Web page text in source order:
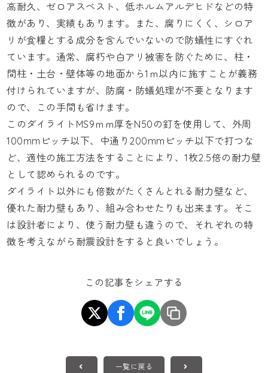
高耐久、ゼロアスベスト、低ホルムアルデヒドなどの特
徴があり、実績もあります。また、腐りにくく、シロア
リが食糧とする成分を含んでいないので防蟻性にすぐれ
ています。通常、腐朽や白アリ被害を防ぐために、柱・
間柱・土台・壁体等の地面から1ｍ以内に施すことが義務
付けられていますが、防腐・防蟻処理が不要となります
ので、この手間も省けます。
このダイライトMS9ｍｍ厚をN50の釘を使用して、外周
100mmピッチ以下、中通り200mmピッチ以下で打つな
ど、適性の施工方法をすることにより、1枚2.5倍の耐力壁
として認められるのです。
ダイライト以外にも倍数がたくさんとれる耐力壁など、
優れた耐力壁もあり、組み合わせたりも出来ます。そこ
は設計者により、使う耐力壁も違うので、それぞれの特
徴を考えながら耐震設計をすると良いでしょう。
この記事をシェアする
一覧に戻る